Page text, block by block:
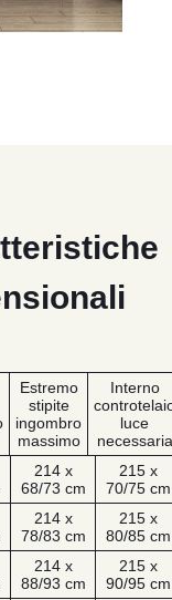
Estremo
stipite
ingombro
massimo
Interno
luce
necessaria
214 x
68/73 cm
215 x
70/75 cm
214 x
78/83 cm
215 x
80/85 cm
214 x
88/93 cm
215 x
90/95 cm